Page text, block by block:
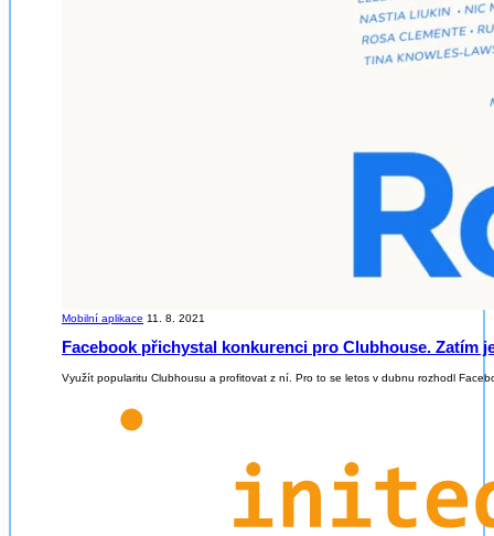
Mobilní aplikace 11. 8. 2021
Facebook přichystal konkurenci pro Clubhouse. Zatím
Využít popularitu Clubhousu a profitovat z ní. Pro to se letos v dubnu rozhodl